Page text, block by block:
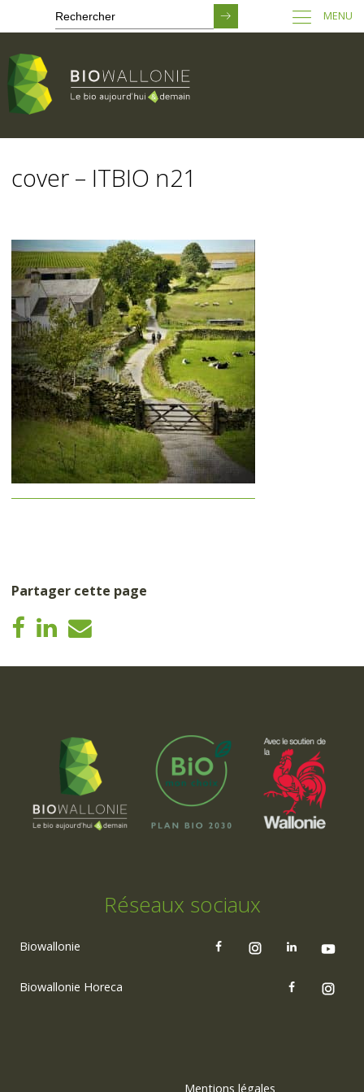
contenu
principal
MENU
cover – ITBIO n21
Partager cette page
Réseaux sociaux
Biowallonie
Biowallonie Horeca
Mentions légales